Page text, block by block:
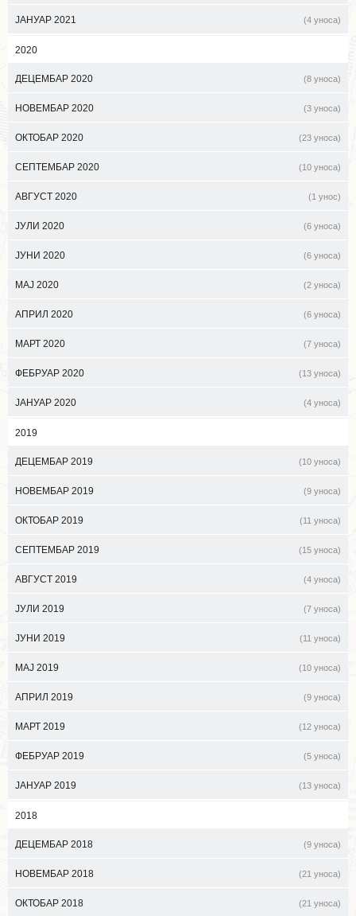
ЈАНУАР 2021 (4 уноса)
2020
ДЕЦЕМБАР 2020 (8 уноса)
НОВЕМБАР 2020 (3 уноса)
ОКТОБАР 2020 (23 уноса)
СЕПТЕМБАР 2020 (10 уноса)
АВГУСТ 2020 (1 унос)
ЈУЛИ 2020 (6 уноса)
ЈУНИ 2020 (6 уноса)
МАЈ 2020 (2 уноса)
АПРИЛ 2020 (6 уноса)
МАРТ 2020 (7 уноса)
ФЕБРУАР 2020 (13 уноса)
ЈАНУАР 2020 (4 уноса)
2019
ДЕЦЕМБАР 2019 (10 уноса)
НОВЕМБАР 2019 (9 уноса)
ОКТОБАР 2019 (11 уноса)
СЕПТЕМБАР 2019 (15 уноса)
АВГУСТ 2019 (4 уноса)
ЈУЛИ 2019 (7 уноса)
ЈУНИ 2019 (11 уноса)
МАЈ 2019 (10 уноса)
АПРИЛ 2019 (9 уноса)
МАРТ 2019 (12 уноса)
ФЕБРУАР 2019 (5 уноса)
ЈАНУАР 2019 (13 уноса)
2018
ДЕЦЕМБАР 2018 (9 уноса)
НОВЕМБАР 2018 (21 уноса)
ОКТОБАР 2018 (21 уноса)